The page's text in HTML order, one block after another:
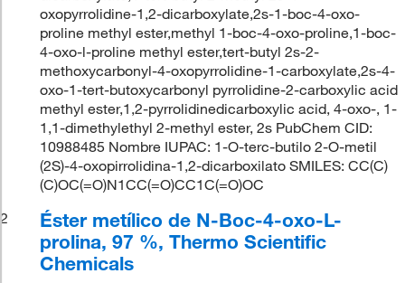
oxopyrrolidine-1,2-dicarboxylate,2s-1-boc-4-oxo-
proline methyl ester,methyl 1-boc-4-oxo-proline,1-boc-
4-oxo-l-proline methyl ester,tert-butyl 2s-2-
methoxycarbonyl-4-oxopyrrolidine-1-carboxylate,2s-4-
oxo-1-tert-butoxycarbonyl pyrrolidine-2-carboxylic acid
methyl ester,1,2-pyrrolidinedicarboxylic acid, 4-oxo-, 1-
1,1-dimethylethyl 2-methyl ester, 2s PubChem CID:
10988485 Nombre IUPAC: 1-O-terc-butilo 2-O-metil
(2S)-4-oxopirrolidina-1,2-dicarboxilato SMILES: CC(C)
(C)OC(=O)N1CC(=O)CC1C(=O)OC
2
Éster metílico de N-Boc-4-oxo-L-
prolina, 97 %, Thermo Scientific
Chemicals